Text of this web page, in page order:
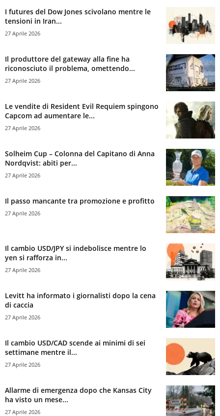
I futures del Dow Jones scivolano mentre le
tensioni in Iran...
27 Aprile 2026
Il produttore del gateway alla fine ha
riconosciuto il problema, omettendo...
27 Aprile 2026
Le vendite di Resident Evil Requiem spingono
Capcom ad aumentare le...
27 Aprile 2026
Solheim Cup – Colonna del Capitano di Anna
Nordqvist: abiti per...
27 Aprile 2026
Il passo mancante tra promozione e profitto
27 Aprile 2026
Il cambio USD/JPY si indebolisce mentre lo
yen si rafforza in...
27 Aprile 2026
Levitt ha informato i giornalisti dopo la cena
di caccia
27 Aprile 2026
Il cambio USD/CAD scende ai minimi di sei
settimane mentre il...
27 Aprile 2026
Allarme di emergenza dopo che Kansas City
ha visto un mese...
27 Aprile 2026